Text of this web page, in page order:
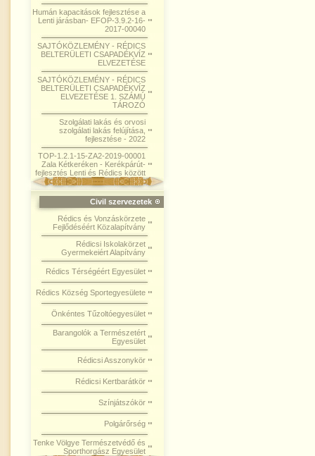
Humán kapacitások fejlesztése a
Lenti járásban- EFOP-3.9.2-16-
2017-00040
SAJTÓKÖZLEMÉNY - RÉDICS
BELTERÜLETI CSAPADÉKVÍZ
ELVEZETÉSE
SAJTÓKÖZLEMÉNY - RÉDICS
BELTERÜLETI CSAPADÉKVÍZ
ELVEZETÉSE 1. SZÁMÚ
TÁROZÓ
Szolgálati lakás és orvosi
szolgálati lakás felújítása,
fejlesztése - 2022
TOP-1.2.1-15-ZA2-2019-00001
Zala Kétkeréken - Kerékpárút-
fejlesztés Lenti és Rédics között
Civil szervezetek
Rédics és Vonzáskörzete
Fejlődéséért Közalapítvány
Rédicsi Iskolakörzet
Gyermekeiért Alapítvány
Rédics Térségéért Egyesület
Rédics Község Sportegyesülete
Önkéntes Tűzoltóegyesület
Barangolók a Természetért
Egyesület
Rédicsi Asszonykör
Rédicsi Kertbarátkör
Színjátszókör
Polgárőrség
Tenke Völgye Természetvédő és
Sporthorgász Egyesület